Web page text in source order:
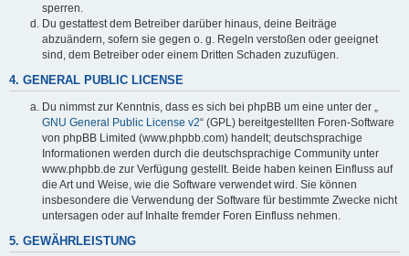
sperren.
Du gestattest dem Betreiber darüber hinaus, deine Beiträge
abzuändern, sofern sie gegen o. g. Regeln verstoßen oder geeignet
sind, dem Betreiber oder einem Dritten Schaden zuzufügen.
4. GENERAL PUBLIC LICENSE
Du nimmst zur Kenntnis, dass es sich bei phpBB um eine unter der „
GNU General Public License v2“ (GPL) bereitgestellten Foren-Software
von phpBB Limited (www.phpbb.com) handelt; deutschsprachige
Informationen werden durch die deutschsprachige Community unter
www.phpbb.de zur Verfügung gestellt. Beide haben keinen Einfluss auf
die Art und Weise, wie die Software verwendet wird. Sie können
insbesondere die Verwendung der Software für bestimmte Zwecke nicht
untersagen oder auf Inhalte fremder Foren Einfluss nehmen.
5. GEWÄHRLEISTUNG